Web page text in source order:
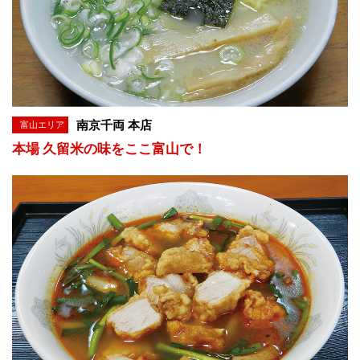
富山エリア 南京千両 本店
本場 久留米の味をここ富山で！